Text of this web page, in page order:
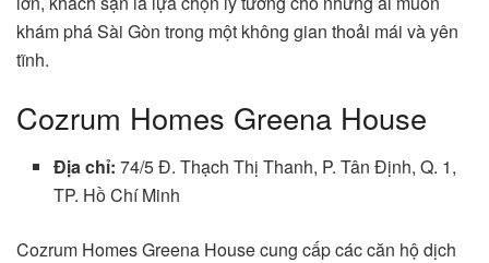
khám phá Sài Gòn trong một không gian thoải mái và yên
tĩnh.
Cozrum Homes Greena House
Địa chỉ: 74/5 Đ. Thạch Thị Thanh, P. Tân Định, Q. 1,
TP. Hồ Chí Minh
Cozrum Homes Greena House cung cấp các căn hộ dịch